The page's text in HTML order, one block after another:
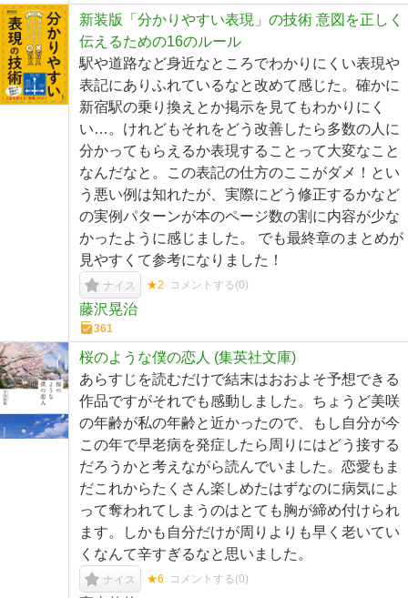
新装版「分かりやすい表現」の技術 意図を正しく
伝えるための16のルール
駅や道路など身近なところでわかりにくい表現や
表記にありふれているなと改めて感じた。確かに
新宿駅の乗り換えとか掲示を見てもわかりにく
い…。けれどもそれをどう改善したら多数の人に
分かってもらえるか表現することって大変なこと
なんだなと。この表記の仕方のここがダメ！とい
う悪い例は知れたが、実際にどう修正するかなど
の実例パターンが本のページ数の割に内容が少な
かったように感じました。 でも最終章のまとめが
見やすくて参考になりました！
ナイス ★2 コメントする(0)
藤沢晃治
361
桜のような僕の恋人 (集英社文庫)
あらすじを読むだけで結末はおおよそ予想できる
作品ですがそれでも感動しました。ちょうど美咲
の年齢が私の年齢と近かったので、もし自分が今
この年で早老病を発症したら周りにはどう接する
だろうかと考えながら読んでいました。恋愛もま
だこれからたくさん楽しめたはずなのに病気によ
って奪われてしまうのはとても胸が締め付けられ
ます。しかも自分だけが周りよりも早く老いてい
くなんて辛すぎるなと思いました。
ナイス ★6 コメントする(0)